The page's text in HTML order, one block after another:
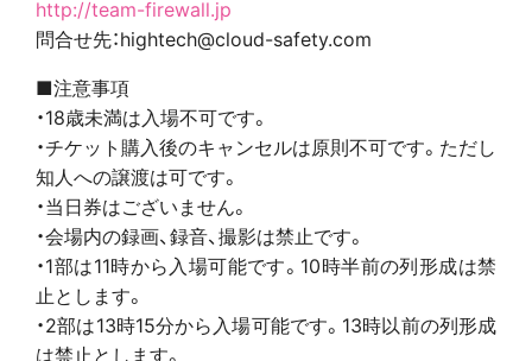
http://team-firewall.jp
問合せ先：hightech@cloud-safety.com
■注意事項
・18歳未満は入場不可です。
・チケット購入後のキャンセルは原則不可です。ただし
知人への譲渡は可です。
・当日券はございません。
・会場内の録画、録音、撮影は禁止です。
・1部は11時から入場可能です。10時半前の列形成は禁
止とします。
・2部は13時15分から入場可能です。13時以前の列形成
は禁止とします。